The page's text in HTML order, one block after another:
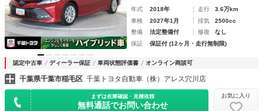
年式 2018年 走行
3.6万km
車検
2027年1月 排気
2500cc
整備
法定整備付 修復
なし
保証
保証付 (12ヶ月・走行無制限)
認定中古車 ディーラー保証 車両状態評価書 オンライン商談可
千葉県千葉市稲毛区 千葉トヨタ自動車（株）アレス穴川店
まずは在庫確認・見積依頼
無料通話でお問い合わせ
お気に入り